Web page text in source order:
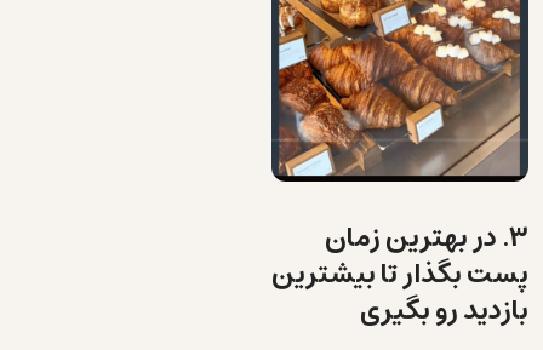
۳. در بهترین زمان
پست بگذار تا بیشترین
بازدید رو بگیری